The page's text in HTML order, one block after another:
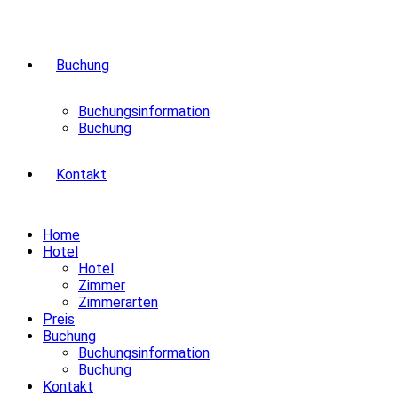
Buchung
Buchungsinformation
Buchung
Kontakt
Home
Hotel
Hotel
Zimmer
Zimmerarten
Preis
Buchung
Buchungsinformation
Buchung
Kontakt